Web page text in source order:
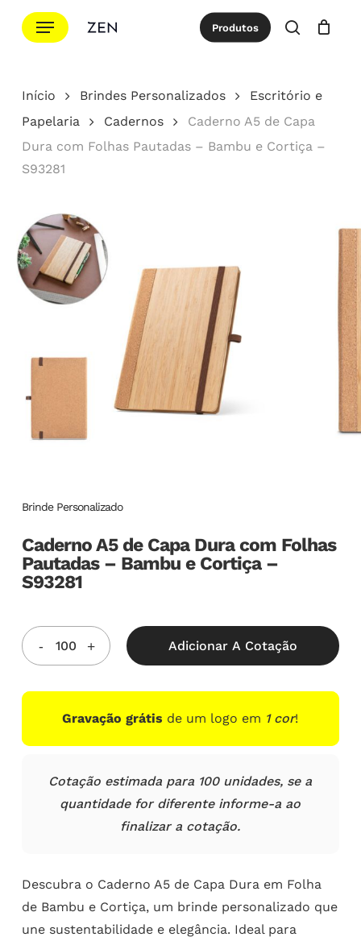
para
principal
Menu Produtos
procurar
Cotação Close
Início Brindes Personalizados
Escritório e
Papelaria
Cadernos
Caderno A5 de Capa
Dura com Folhas Pautadas – Bambu e Cortiça –
S93281
Brinde Personalizado
Caderno A5 de Capa Dura com Folhas
Pautadas – Bambu e Cortiça –
S93281
Adicionar A Cotação
Gravação grátis de um logo em 1 cor!
Cotação estimada para 100 unidades, se a
quantidade for diferente informe-a ao
finalizar a cotação.
Descubra o Caderno A5 de Capa Dura em Folha
de Bambu e Cortiça, um brinde personalizado que
une sustentabilidade e elegância. Ideal para